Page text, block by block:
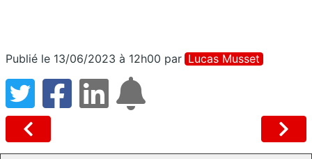
Publié le 13/06/2023 à 12h00 par Lucas Musset